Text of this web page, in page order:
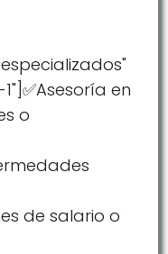
en
o
de salario o